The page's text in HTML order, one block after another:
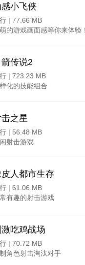
小飞侠
| 77.66 MB
的游戏画面感等你来体验！
箭传说2
| 723.23 MB
化的技能组合
之星
| 56.48 MB
射击游戏
人都市生存
| 61.06 MB
有趣的射击游戏
激吃鸡战场
| 70.72 MB
角色射击淘汰对手